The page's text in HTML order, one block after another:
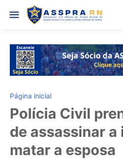
Página inicial
Polícia Civil
de assassinar
matar a esposa